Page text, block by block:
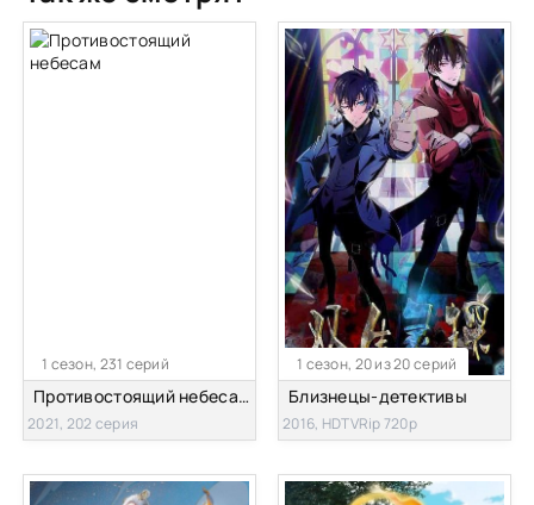
1 сезон, 231 серий
Противостоящий небесам
2021, 202 серия
1 сезон, 20 из 20 серий
Близнецы-детективы
2016, HDTVRip 720p